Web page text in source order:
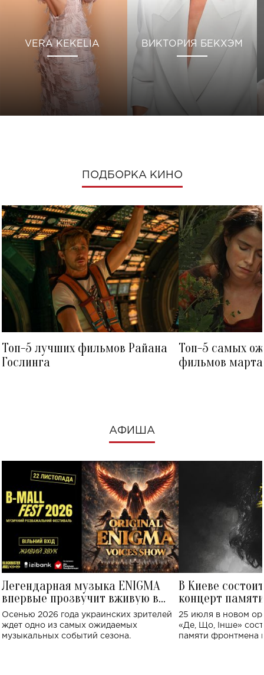
VERA KEKELIA ВИКТОРИЯ БЕКХЭМ
ПОДБОРКА КИНО
Топ-5 лучших фильмов Райана
Гослинга
Топ-5 самых
фильмов
АФИША
Легендарная музыка ENIGMA
впервые прозвучит вживую в
Украине: где состоится концерт
Осенью 2026 года украинских зрителей
ждет одно из самых ожидаемых
музыкальных событий сезона.
В Киеве
концерт
Клименко:
исполнят песни
25 июля в новом
«Де, Що, Інше»
памяти фронтмена